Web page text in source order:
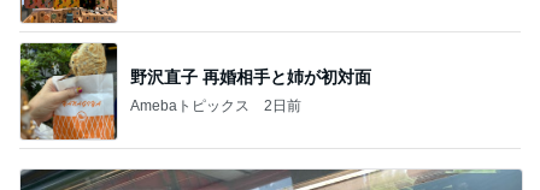
野沢直子 再婚相手と姉が初対面
Amebaトピックス 2日前